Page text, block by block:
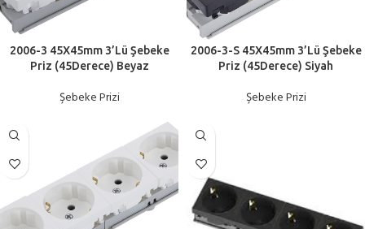
2006-3 45X45mm 3’Lü Şebeke
Priz (45Derece) Beyaz
Şebeke Prizi
2006-3-S 45X45mm 3’Lü Şebeke
Priz (45Derece) Siyah
Şebeke Prizi